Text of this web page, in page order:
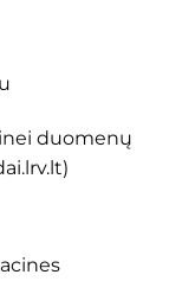
duomenų